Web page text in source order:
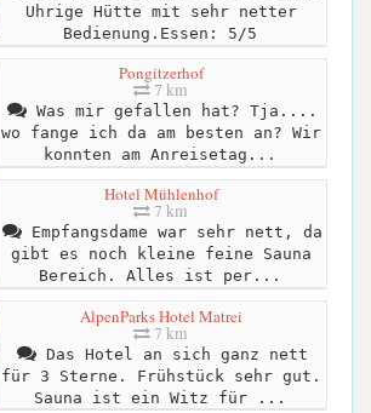
Uhrige Hütte mit sehr netter
Bedienung.Essen: 5/5
Pongitzerhof
7 km
Was mir gefallen hat? Tja....
wo fange ich da am besten an? Wir
konnten am Anreisetag...
Hotel Mühlenhof
7 km
Empfangsdame war sehr nett, da
gibt es noch kleine feine Sauna
Bereich. Alles ist per...
AlpenParks Hotel Matrei
7 km
Das Hotel an sich ganz nett
für 3 Sterne. Frühstück sehr gut.
Sauna ist ein Witz für ...